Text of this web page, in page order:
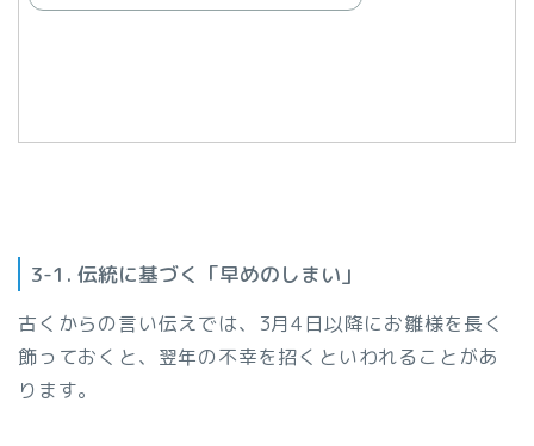
3-1. 伝統に基づく「早めのしまい」
古くからの言い伝えでは、3月4日以降にお雛様を長く
飾っておくと、翌年の不幸を招くといわれることがあ
ります。